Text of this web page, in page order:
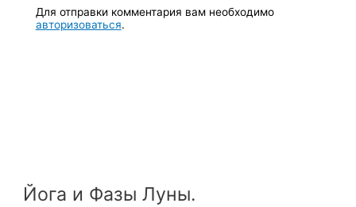
Для отправки комментария вам необходимо
авторизоваться.
Йога и Фазы Луны.